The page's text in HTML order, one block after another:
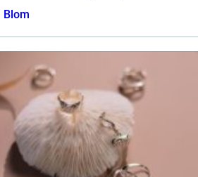
Blom